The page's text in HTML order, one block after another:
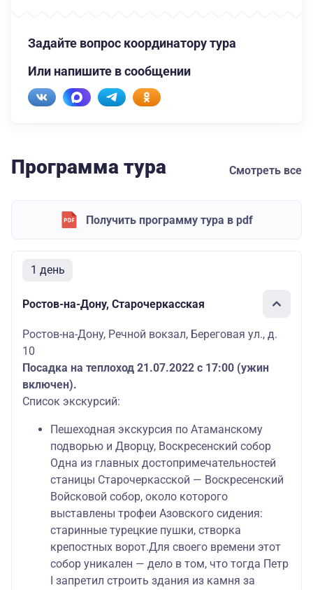
Задайте вопрос координатору тура
Или напишите в сообщении
Программа тура Смотреть все
Получить программу тура в pdf
1 день
Ростов-на-Дону, Старочеркасская
Ростов-на-Дону, Речной вокзал, Береговая ул., д.
10
Посадка на теплоход 21.07.2022 с 17:00 (ужин
включен).
Список экскурсий:
Пешеходная экскурсия по Атаманскому
подворью и Дворцу, Воскресенский собор
Одна из главных достопримечательностей
станицы Старочеркасской — Воскресенский
Войсковой собор, около которого
выставлены трофеи Азовского сидения:
старинные турецкие пушки, створка
крепостных ворот.Для своего времени этот
собор уникален — дело в том, что тогда Петр
I запретил строить здания из камня за